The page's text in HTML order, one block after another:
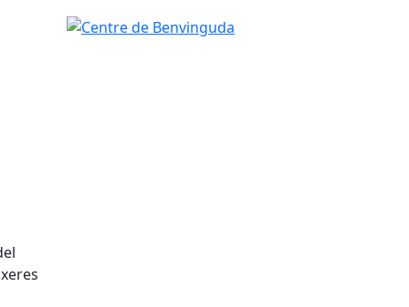
Centre de Benvinguda